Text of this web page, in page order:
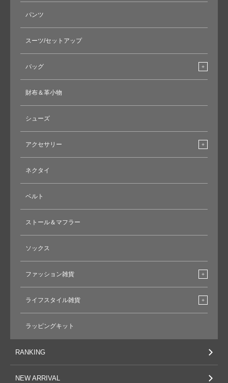
パンツ
スーツ/セットアップ
バッグ
財布＆革小物
シューズ
アクセサリー
ネクタイ
ベルト
ストール＆マフラー
ソックス
ファッション雑貨
ライフスタイル雑貨
ラッピングキット
RANKING
NEW ARRIVAL